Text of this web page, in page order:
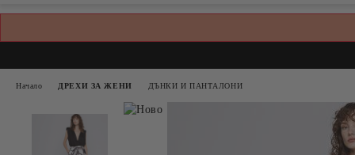
Начало ДРЕХИ ЗА ЖЕНИ ДЪНКИ И ПАНТАЛОНИ